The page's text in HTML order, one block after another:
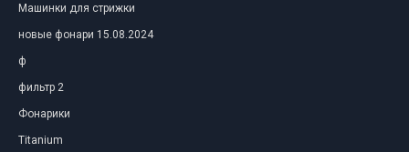
Машинки для стрижки
новые фонари 15.08.2024
ф
фильтр 2
Фонарики
Titanium